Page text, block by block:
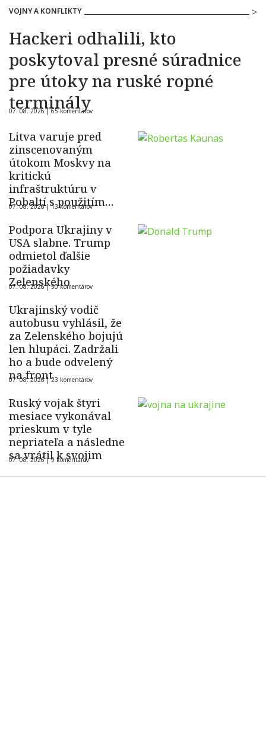
VOJNY A KONFLIKTY
Hackeri odhalili, kto
poskytoval presné súradnice
pre útoky na ruské ropné
terminály
07. 08. 2026 |65 komentárov
Litva varuje pred
zinscenovaným
útokom Moskvy na
kritickú
infraštruktúru v
Pobaltí s použitím
ukrajinského dronu
07. 08. 2026 |13 komentárov
Podpora Ukrajiny v
USA slabne. Trump
odmietol ďalšie
požiadavky
Zelenského
07. 08. 2026 |50 komentárov
Ukrajinský vodič
autobusu vyhlásil, že
za Zelenského bojujú
len hlupáci. Zadržali
ho a bude odvelený
na front
07. 08. 2026 |23 komentárov
Ruský vojak štyri
mesiace vykonával
prieskum v tyle
nepriateľa a následne
sa vrátil k svojim
07. 08. 2026 |9 komentárov